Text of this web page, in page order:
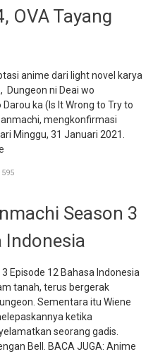
OVA Tayang
anime dari light novel karya
Dungeon ni Deai wo
ka (Is It Wrong to Try to
mengkonfirmasi
Minggu, 31 Januari 2021.
595
Season 3
Indonesia
Episode 12 Bahasa Indonesia
tanah, terus bergerak
Sementara itu Wiene
ketika
seorang gadis.
Bell. BACA JUGA: Anime